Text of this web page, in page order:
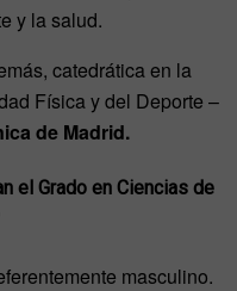
y la salud.
catedrática en la
Física y del Deporte –
de Madrid.
el Grado en Ciencias de
masculino.